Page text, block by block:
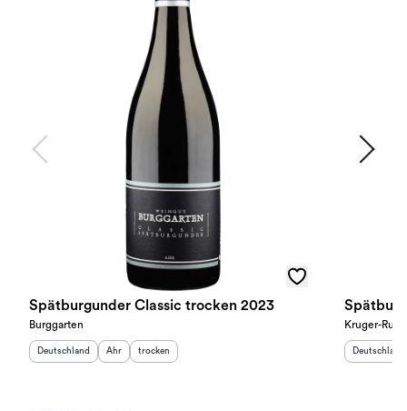
Spätburgunder Classic trocken 2023
Burggarten
Herkunftsland
Deutschland Herkunftsregion
Ahr Geschmack
trocken
Kruger-
Deutschland